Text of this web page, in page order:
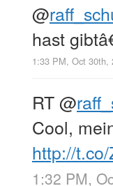
@
hast
1:33 PM, Oct 30th,
RT@
Cool,
http://
1:32 PM,